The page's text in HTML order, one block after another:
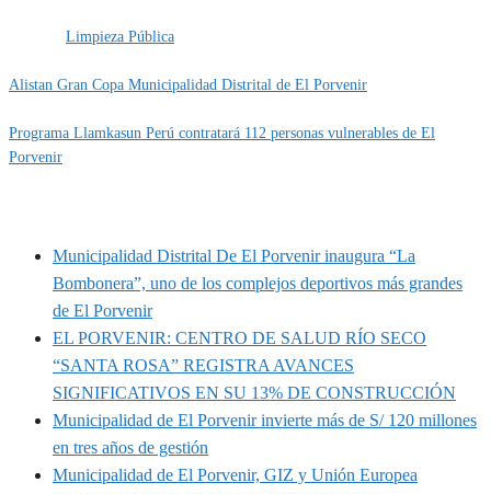
Limpieza Pública
Alistan Gran Copa Municipalidad Distrital de El Porvenir
Programa Llamkasun Perú contratará 112 personas vulnerables de El
Porvenir
Municipalidad Distrital De El Porvenir inaugura “La
Bombonera”, uno de los complejos deportivos más grandes
de El Porvenir
EL PORVENIR: CENTRO DE SALUD RÍO SECO
“SANTA ROSA” REGISTRA AVANCES
SIGNIFICATIVOS EN SU 13% DE CONSTRUCCIÓN
Municipalidad de El Porvenir invierte más de S/ 120 millones
en tres años de gestión
Municipalidad de El Porvenir, GIZ y Unión Europea